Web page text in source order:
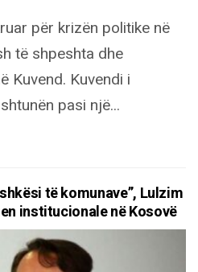
për krizën politike në
të shpeshta dhe
Kuvend. Kuvendi i
pasi një...
të komunave”, Lulzim
institucionale në Kosovë